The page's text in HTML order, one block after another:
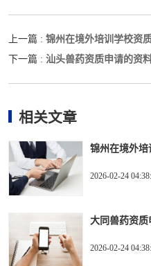
上一篇 : 锦州在境外培训学校资
下一篇 : 汕头兽药资质申请的资
相关文章
锦州在境外
2026-02-24
大同兽药资质
2026-02-24